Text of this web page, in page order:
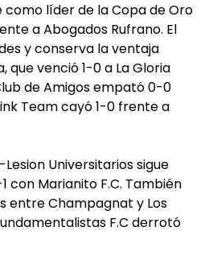
como líder de la Copa de Oro
a Abogados Rufrano. El
y conserva la ventaja
que venció 1-0 a La Gloria
de Amigos empató 0-0
Team cayó 1-0 frente a
Universitarios sigue
con Marianito F.C. También
entre Champagnat y Los
F.C derrotó